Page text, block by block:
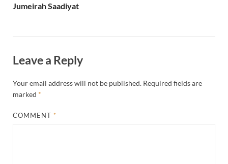
Jumeirah Saadiyat
Leave a Reply
Your email address will not be published. Required fields are
marked *
COMMENT *